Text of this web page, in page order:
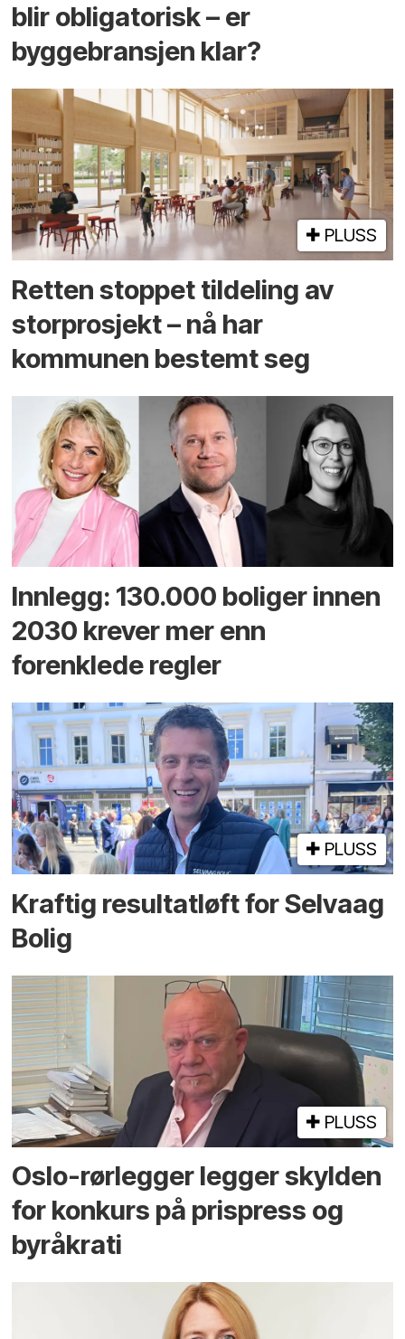
blir obligatorisk – er
byggebransjen klar?
PLUSS
Retten stoppet tildeling av
storprosjekt – nå har
kommunen bestemt seg
Innlegg: 130.000 boliger innen
2030 krever mer enn
forenklede regler
PLUSS
Kraftig resultatløft for Selvaag
Bolig
PLUSS
Oslo-rørlegger legger skylden
for konkurs på prispress og
byråkrati